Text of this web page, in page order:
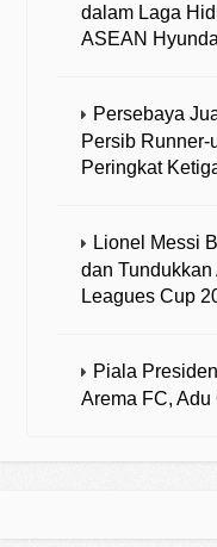
dalam Laga
ASEAN
Persebaya
Persib Runner-
Peringkat
Lionel Messi
dan
Leagues Cup
Piala
Arema FC,